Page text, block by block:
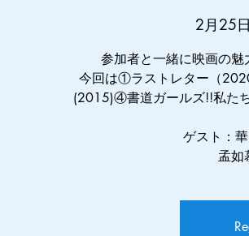
2月25
参加者と一緒に映画の魅
今回は①ラストレター（
(2015)④書道ガールズ!!私た
ゲスト：
孟如